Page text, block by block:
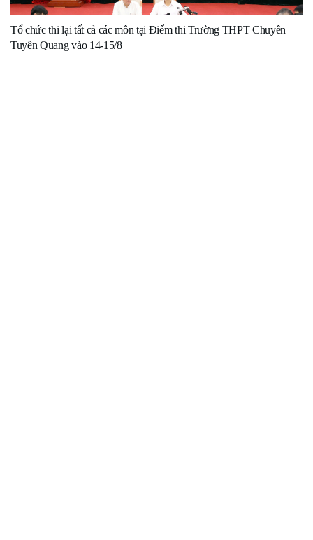
Tổ chức thi lại tất cả các môn tại Điểm thi Trường THPT Chuyên
Tuyên Quang vào 14-15/8